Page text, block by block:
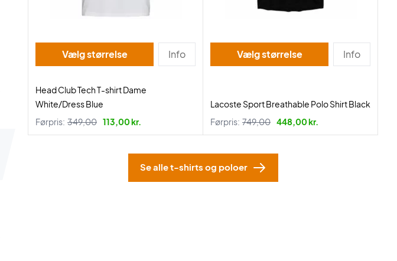
Vælg størrelse Info
Head Club Tech T-shirt Dame
White/Dress Blue
Førpris: 349,00 113,00 kr.
Vælg størrelse Info
Lacoste Sport Breathable Polo Shirt Black
Førpris: 749,00 448,00 kr.
Se alle t-shirts og poloer